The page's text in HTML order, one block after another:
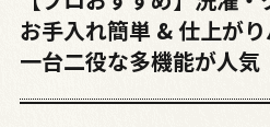
お手入れ簡単 & 仕上がり
一台二役な多機能が人気